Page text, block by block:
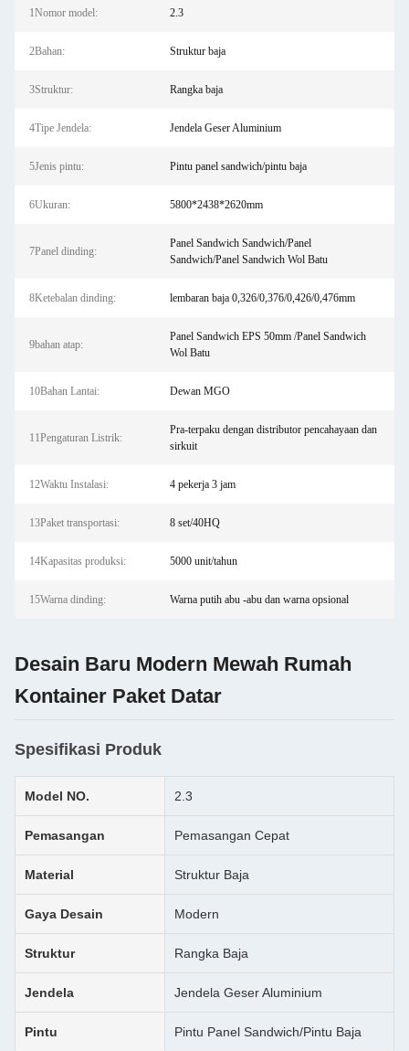
1Nomor model: 2.3
2Bahan: Struktur baja
3Struktur: Rangka baja
4Tipe Jendela: Jendela Geser Aluminium
5Jenis pintu: Pintu panel sandwich/pintu baja
6Ukuran: 5800*2438*2620mm
7Panel dinding:
Panel Sandwich Sandwich/Panel
Sandwich/Panel Sandwich Wol Batu
8Ketebalan dinding: lembaran baja 0,326/0,376/0,426/0,476mm
9bahan atap:
Panel Sandwich EPS 50mm /Panel Sandwich
Wol Batu
10Bahan Lantai: Dewan MGO
11Pengaturan Listrik:
Pra-terpaku dengan distributor pencahayaan dan
sirkuit
12Waktu Instalasi: 4 pekerja 3 jam
13Paket transportasi: 8 set/40HQ
14Kapasitas produksi: 5000 unit/tahun
15Warna dinding: Warna putih abu -abu dan warna opsional
Desain Baru Modern Mewah Rumah
Kontainer Paket Datar
Spesifikasi Produk
Model NO. 2.3
Pemasangan Pemasangan Cepat
Material Struktur Baja
Gaya Desain Modern
Struktur Rangka Baja
Jendela Jendela Geser Aluminium
Pintu Pintu Panel Sandwich/Pintu Baja